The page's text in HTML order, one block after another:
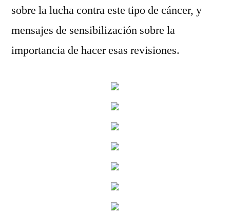
sobre la lucha contra este tipo de cáncer, y
mensajes de sensibilización sobre la
importancia de hacer esas revisiones.